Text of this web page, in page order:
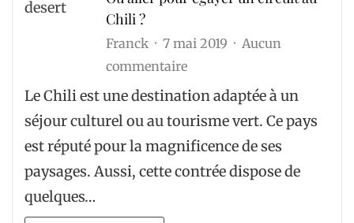
Chili ?
Franck 7 mai 2019
Aucun
commentairesur
Où
aller
égayer
un
Le Chili est une destination adaptée à un
séjour culturel ou au tourisme vert. Ce pays
est réputé pour la magnificence de ses
paysages. Aussi, cette contrée dispose de
quelques…